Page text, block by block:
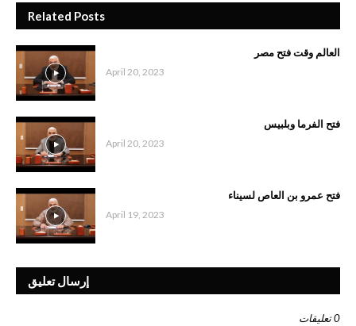
Related Posts
العالم وقت فتح مصر
April 20, 2023
فتح الفرما وبلبيس
April 20, 2023
فتح عمرو بن العاص لسيناء
April 19, 2023
إرسال تعليق
0 تعليقات